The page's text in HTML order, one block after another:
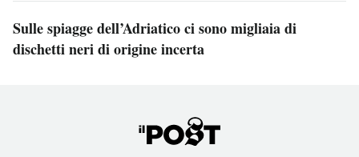
Sulle spiagge dell’Adriatico ci sono migliaia di
dischetti neri di origine incerta